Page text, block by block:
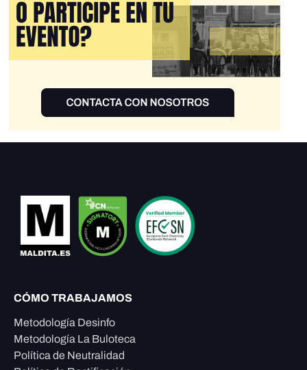
CÓMO TRABAJAMOS
Metodología Desinfo
Metodología La Buloteca
Política de Neutralidad